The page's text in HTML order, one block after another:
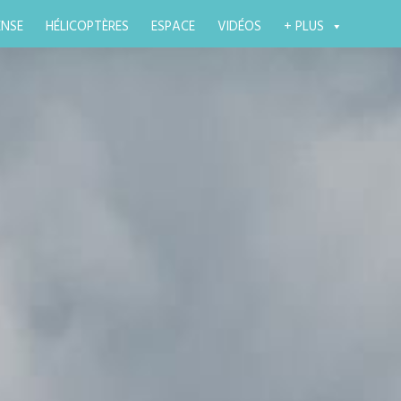
HÉLICOPTÈRES ESPACE VIDÉOS + PLUS